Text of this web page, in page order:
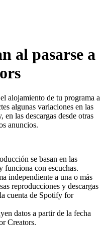
al pasarse a
alojamiento de tu programa a
algunas variaciones en las
las descargas desde otras
anuncios.
se basan en las
funciona con escuchas.
independiente a una o más
reproducciones y descargas
cuenta de Spotify for
datos a partir de la fecha
Creators.